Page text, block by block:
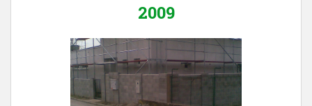
2009